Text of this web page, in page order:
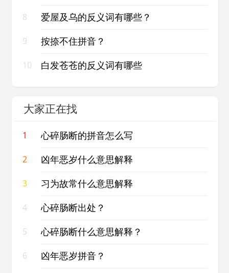
8 爱屋及乌的反义词有哪些？
9 按捺不住拼音？
10 白发苍苍的反义词有哪些
大家正在找
1 心碎肠断的拼音怎么写
2 凶年恶岁什么意思解释
3 习为故常什么意思解释
4 心碎肠断出处？
5 心碎肠断什么意思解释？
6 凶年恶岁拼音？